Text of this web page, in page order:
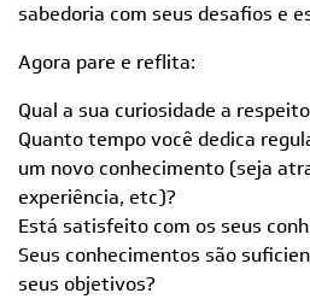
sabedoria com seus desafios e
Agora pare e reflita:
Qual a sua curiosidade a
Quanto tempo você dedica
um novo conhecimento (seja
experiência, etc)?
Está satisfeito com os seus
Seus conhecimentos são
seus objetivos?